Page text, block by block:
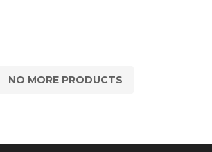
NO MORE PRODUCTS